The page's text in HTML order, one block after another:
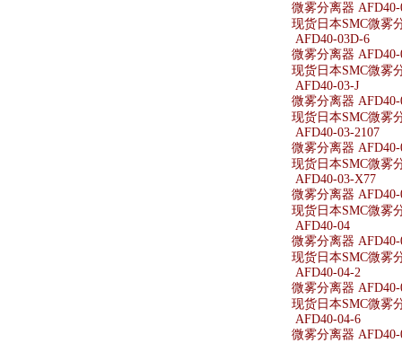
微雾分离器 AFD40-
现货日本SMC微雾
AFD40-03D-6
微雾分离器 AFD40-
现货日本SMC微雾
AFD40-03-J
微雾分离器 AFD40-
现货日本SMC微雾
AFD40-03-2107
微雾分离器 AFD40-
现货日本SMC微雾
AFD40-03-X77
微雾分离器 AFD40-
现货日本SMC微雾
AFD40-04
微雾分离器 AFD40-
现货日本SMC微雾
AFD40-04-2
微雾分离器 AFD40-
现货日本SMC微雾
AFD40-04-6
微雾分离器 AFD40-